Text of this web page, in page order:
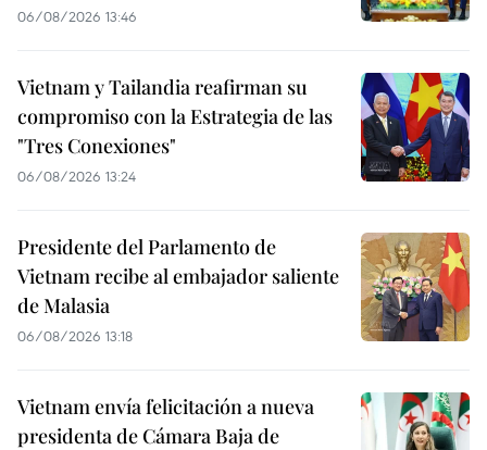
06/08/2026 13:46
Vietnam y Tailandia reafirman su
compromiso con la Estrategia de las
"Tres Conexiones"
06/08/2026 13:24
Presidente del Parlamento de
Vietnam recibe al embajador saliente
de Malasia
06/08/2026 13:18
Vietnam envía felicitación a nueva
presidenta de Cámara Baja de